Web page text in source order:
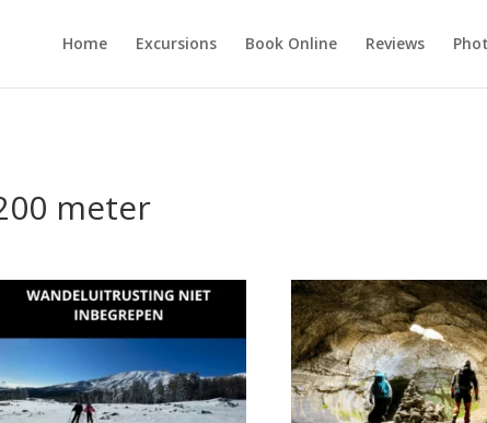
Home Excursions Book Online Reviews
meter